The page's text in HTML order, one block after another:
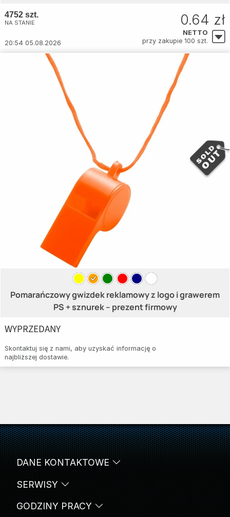
4752 szt.
NA STANIE
20:54 05.08.2026
0.64 zł
NETTO
przy zakupie 100 szt.
Pomarańczowy gwizdek reklamowy z logo i grawerem
PS + sznurek – prezent firmowy
WYPRZEDANY
Skontaktuj się z nami, aby uzyskać informację o
najbliższej dostawie.
SERWISY
DANE KONTAKTOWE
GODZINY PRACY